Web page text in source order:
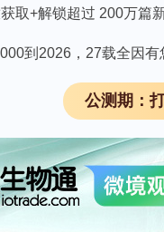
合包膜糖蛋白替
CD7（一种在T细
中，实现了对T细
检测感染效率与
用麻疹疫苗接种
efficacy。
低免疫原性的海
取+解锁超过 200万篇
到2026，27载全因
公测期：